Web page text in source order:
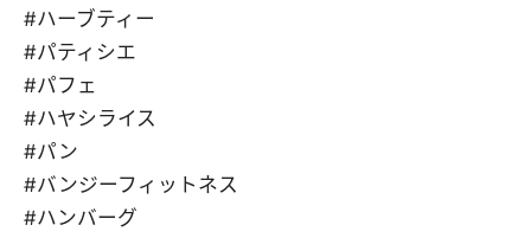
#ハーブティー
#パティシエ
#パフェ
#ハヤシライス
#パン
#バンジーフィットネス
#ハンバーグ